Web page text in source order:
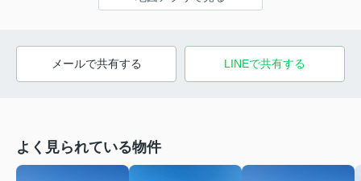
メールで共有する LINEで共有する
よく見られている物件